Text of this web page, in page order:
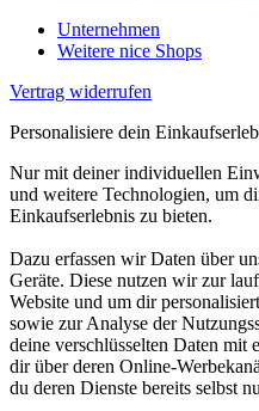
Unternehmen
Weitere nice Shops
Vertrag widerrufen
Personalisiere dein
Nur mit deiner individuellen
und weitere Technologien, um
Einkaufserlebnis zu bieten.
Dazu erfassen wir Daten über
Geräte. Diese nutzen wir zur
Website und um dir
sowie zur Analyse der
deine verschlüsselten Daten mit
dir über deren Online-
du deren Dienste bereits selbst